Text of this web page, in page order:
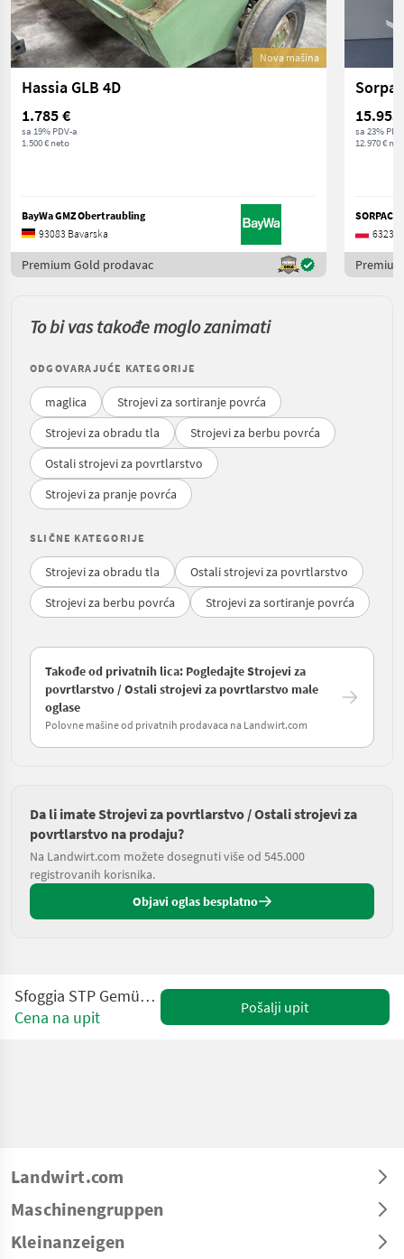
Nova mašina
Hassia GLB 4D
1.785 €
sa 19% PDV-a
1.500 € neto
BayWa GMZ Obertraubling
93083 Bavarska
Premium Gold prodavac
sa 23%
12.970 €
SORPAC
63233
To bi vas takođe moglo zanimati
ODGOVARAJUĆE KATEGORIJE
maglica
Strojevi za sortiranje povrća
Strojevi za obradu tla
Strojevi za berbu povrća
Ostali strojevi za povrtlarstvo
Strojevi za pranje povrća
SLIČNE KATEGORIJE
Strojevi za obradu tla
Ostali strojevi za povrtlarstvo
Strojevi za berbu povrća
Strojevi za sortiranje povrća
Takođe od privatnih lica: Pogledajte Strojevi za
povrtlarstvo / Ostali strojevi za povrtlarstvo male
oglase
Polovne mašine od privatnih prodavaca na Landwirt.com
Da li imate Strojevi za povrtlarstvo / Ostali strojevi za
povrtlarstvo na prodaju?
Na Landwirt.com možete dosegnuti više od 545.000
registrovanih korisnika.
Objavi oglas besplatno
Sfoggia STP Gemüsepflanzmaschine
Cena na upit
Pošalji upit
Landwirt.com
Maschinengruppen
Kleinanzeigen